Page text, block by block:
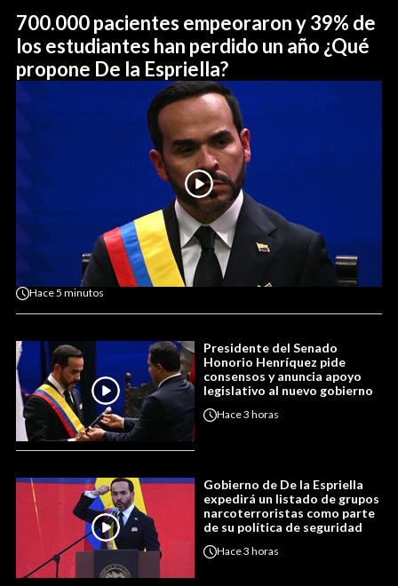
700.000 pacientes empeoraron y 39% de
los estudiantes han perdido un año ¿Qué
propone De la Espriella?
Hace5 minutos
Presidente del Senado
Honorio Henríquez pide
consensos y anuncia apoyo
legislativo al nuevo gobierno
Hace3 horas
Gobierno de De la Espriella
expedirá un listado de grupos
narcoterroristas como parte
de su política de seguridad
Hace3 horas